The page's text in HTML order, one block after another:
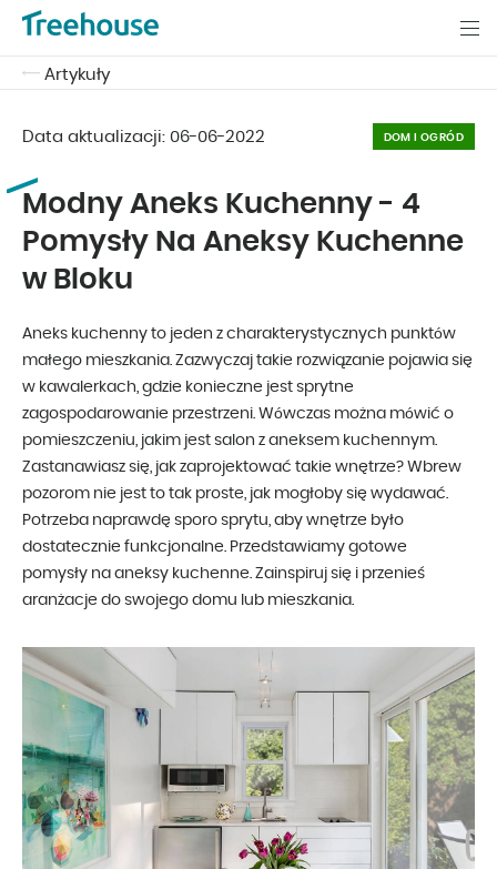
Artykuły
Data aktualizacji: 06-06-2022 DOM I OGRÓD
Modny Aneks Kuchenny - 4
Pomysły Na Aneksy Kuchenne
w Bloku
Aneks kuchenny to jeden z charakterystycznych punktów
małego mieszkania. Zazwyczaj takie rozwiązanie pojawia się
w kawalerkach, gdzie konieczne jest sprytne
zagospodarowanie przestrzeni. Wówczas można mówić o
pomieszczeniu, jakim jest salon z aneksem kuchennym.
Zastanawiasz się, jak zaprojektować takie wnętrze? Wbrew
pozorom nie jest to tak proste, jak mogłoby się wydawać.
Potrzeba naprawdę sporo sprytu, aby wnętrze było
dostatecznie funkcjonalne. Przedstawiamy gotowe
pomysły na aneksy kuchenne. Zainspiruj się i przenieś
aranżacje do swojego domu lub mieszkania.